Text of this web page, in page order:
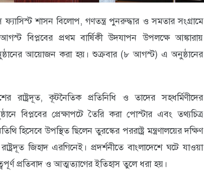
ফ্যাসিস্ট শাসন বিলোপ, গণতন্ত্র পুনরুদ্ধার ও সমতার সংগ্রামে
বিপ্লবের প্রথম বার্ষিকী উদযাপন উপলক্ষে আঙ্কারায়
আয়োজন করা হয়। শুক্রবার (৮ আগস্ট) এ অনুষ্ঠানের
রাষ্ট্রদূত, কূটনৈতিক প্রতিনিধি ও তাদের সহধর্মিণীদের
বিপ্লবের প্রেক্ষাপটে তৈরি করা পোস্টার এবং তথ্যচিত্র
হিসেবে উপস্থিত ছিলেন তুরস্কের পররাষ্ট্র মন্ত্রণালয়ের দক্ষিণ
জিহাদ এরগিনেই। প্রদর্শনীতে বাংলাদেশে ঘটে যাওয়া
প্রতিবাদ ও আত্মত্যাগের ইতিহাস তুলে ধরা হয়।